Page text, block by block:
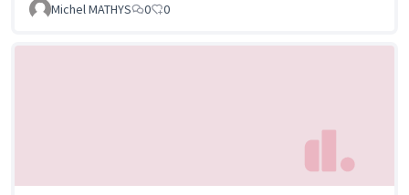
Michel MATHYS 0 0